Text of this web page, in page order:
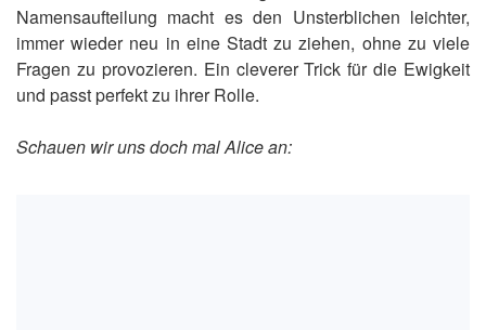
Namensaufteilung macht es den Unsterblichen leichter,
immer wieder neu in eine Stadt zu ziehen, ohne zu viele
Fragen zu provozieren. Ein cleverer Trick für die Ewigkeit
und passt perfekt zu ihrer Rolle.
Schauen wir uns doch mal Alice an: